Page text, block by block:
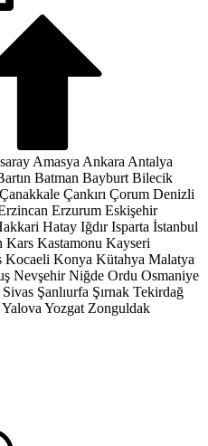
Amasya Ankara Antalya
Batman Bayburt Bilecik
Çanakkale Çankırı Çorum Denizli
Erzurum Eskişehir
Hatay Iğdır Isparta İstanbul
Kars Kastamonu Kayseri
Kocaeli Konya Kütahya Malatya
Nevşehir Niğde Ordu Osmaniye
Sivas Şanlıurfa Şırnak Tekirdağ
Yalova Yozgat Zonguldak